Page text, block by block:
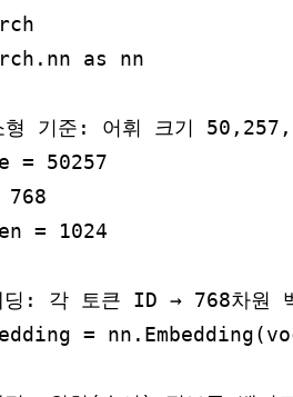
as nn
형 기준: 어휘 크기
= 50257
768
= 1024
딩: 각 토큰 ID → 768차원
=